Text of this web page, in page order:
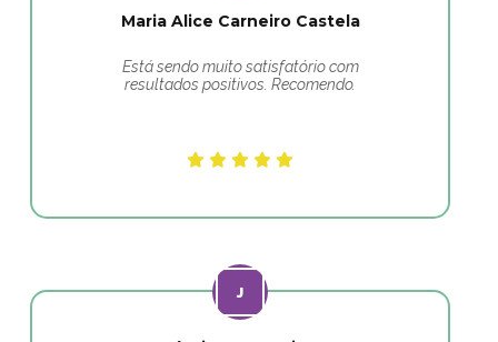
Maria Alice Carneiro Castela
Está sendo muito satisfatório com
resultados positivos. Recomendo.